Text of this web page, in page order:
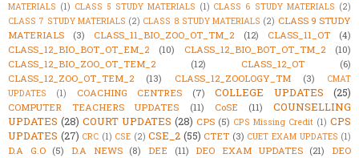
MATERIALS (1) CLASS 5 STUDY MATERIALS (1) CLASS 6 STUDY MATERIALS (2)
CLASS 7 STUDY MATERIALS (2) CLASS 8 STUDY MATERIALS (2) CLASS 9 STUDY
MATERIALS
(3) CLASS_11_BIO_ZOO_OT_TM_2 (12) CLASS_11_OT
(4)
CLASS_12_BIO_BOT_OT_EM_2
(10) CLASS_12_BIO_BOT_OT_TM_2
(10)
CLASS_12_BIO_ZOO_OT_TEM_2
(12) CLASS_12_OT
(6)
CLASS_12_ZOO_OT_TEM_2
(13) CLASS_12_ZOOLOGY_TM (3)
CMAT
UPDATES
(1) COACHING CENTRES (7) COLLEGE UPDATES (25)
COMPUTER TEACHERS UPDATES (11) CoSE (11)
COUNSELLING
UPDATES (28) COURT UPDATES (28) CPS (5) CPS Missing Credit (1) CPS
UPDATES (27) CRC (1) CSE (2) CSE_2 (55) CTET (3) CUET EXAM UPDATES (1)
D.A G.O (5) D.A NEWS (8) DEE (11) DEO EXAM UPDATES (21)
DEO